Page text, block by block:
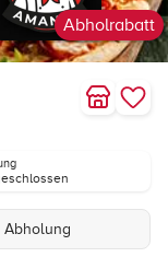
Abholrabatt
Abholung